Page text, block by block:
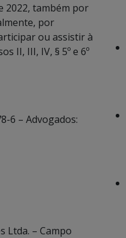
2022, também por
por
ou assistir à
II, III, IV, § 5º e 6º
6 – Advogados:
Ltda. – Campo